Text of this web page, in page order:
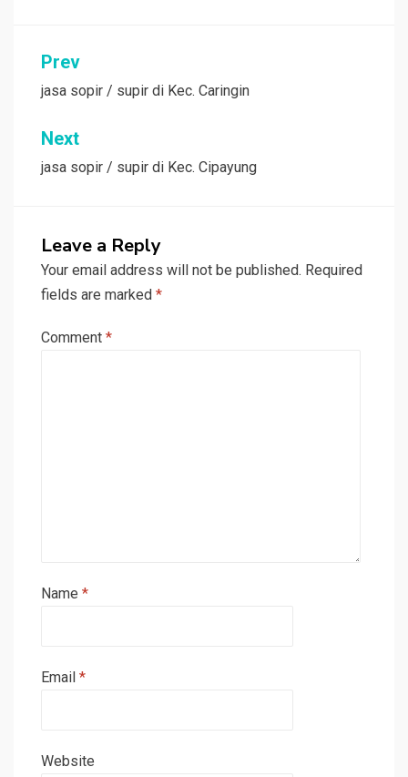
Post
navigation
Prev
jasa sopir / supir di Kec. Caringin
Next
jasa sopir / supir di Kec. Cipayung
Leave a Reply
Your email address will not be published. Required
fields are marked *
Comment *
Name *
Email *
Website